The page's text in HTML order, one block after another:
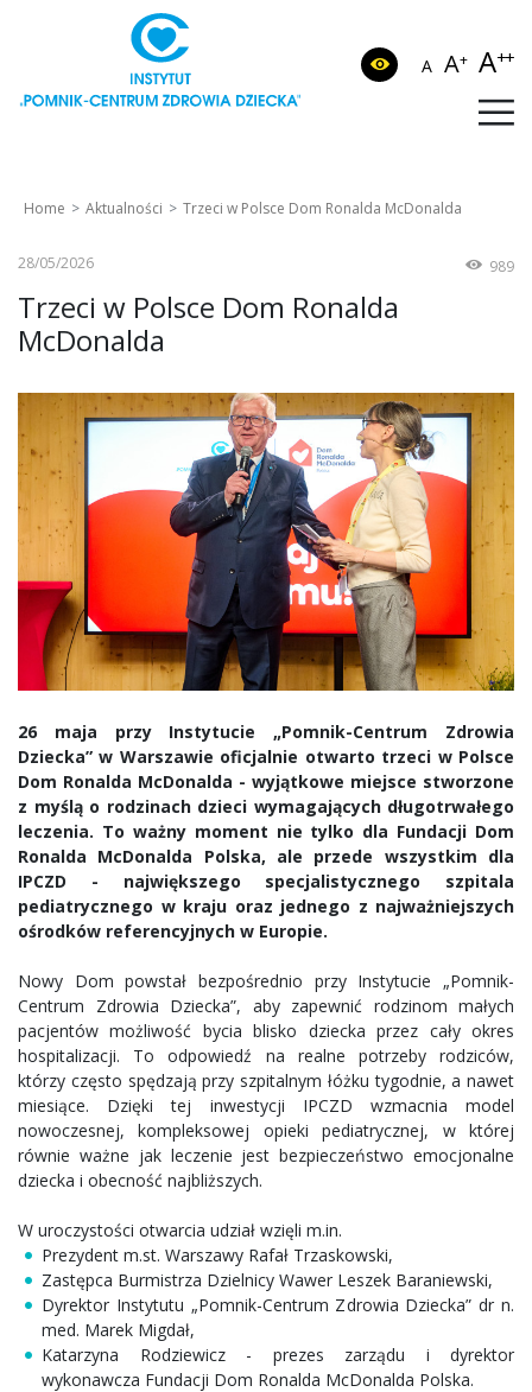
A A+ A++
Home Aktualności Trzeci w Polsce Dom Ronalda McDonalda
28/05/2026 989
Trzeci w Polsce Dom Ronalda
McDonalda
26 maja przy Instytucie „Pomnik-Centrum Zdrowia
Dziecka” w Warszawie oficjalnie otwarto trzeci w Polsce
Dom Ronalda McDonalda - wyjątkowe miejsce stworzone
z myślą o rodzinach dzieci wymagających długotrwałego
leczenia. To ważny moment nie tylko dla Fundacji Dom
Ronalda McDonalda Polska, ale przede wszystkim dla
IPCZD - największego specjalistycznego szpitala
pediatrycznego w kraju oraz jednego z najważniejszych
ośrodków referencyjnych w Europie.
Nowy Dom powstał bezpośrednio przy Instytucie „Pomnik-
Centrum Zdrowia Dziecka”, aby zapewnić rodzinom małych
pacjentów możliwość bycia blisko dziecka przez cały okres
hospitalizacji. To odpowiedź na realne potrzeby rodziców,
którzy często spędzają przy szpitalnym łóżku tygodnie, a nawet
miesiące. Dzięki tej inwestycji IPCZD wzmacnia model
nowoczesnej, kompleksowej opieki pediatrycznej, w której
równie ważne jak leczenie jest bezpieczeństwo emocjonalne
dziecka i obecność najbliższych.
W uroczystości otwarcia udział wzięli m.in.
Prezydent m.st. Warszawy Rafał Trzaskowski,
Zastępca Burmistrza Dzielnicy Wawer Leszek Baraniewski,
Dyrektor Instytutu „Pomnik-Centrum Zdrowia Dziecka” dr n.
med. Marek Migdał,
Katarzyna Rodziewicz - prezes zarządu i dyrektor
wykonawcza Fundacji Dom Ronalda McDonalda Polska.